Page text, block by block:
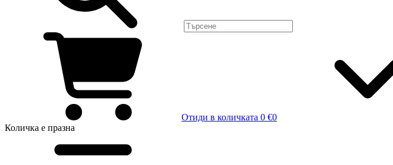
Отиди в количката 0 €0
Количка е празна